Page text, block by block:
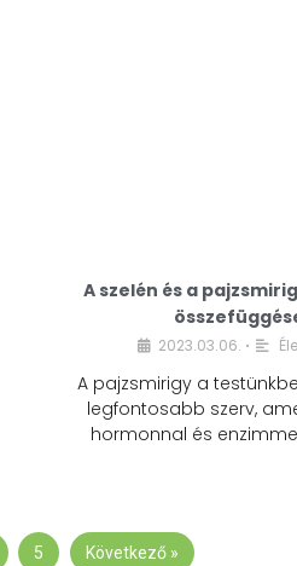
A szelén és a
2023.03.06. •
A pajzsmirigy a
legfontosabb szerv,
hormonnal és
5 Következő »